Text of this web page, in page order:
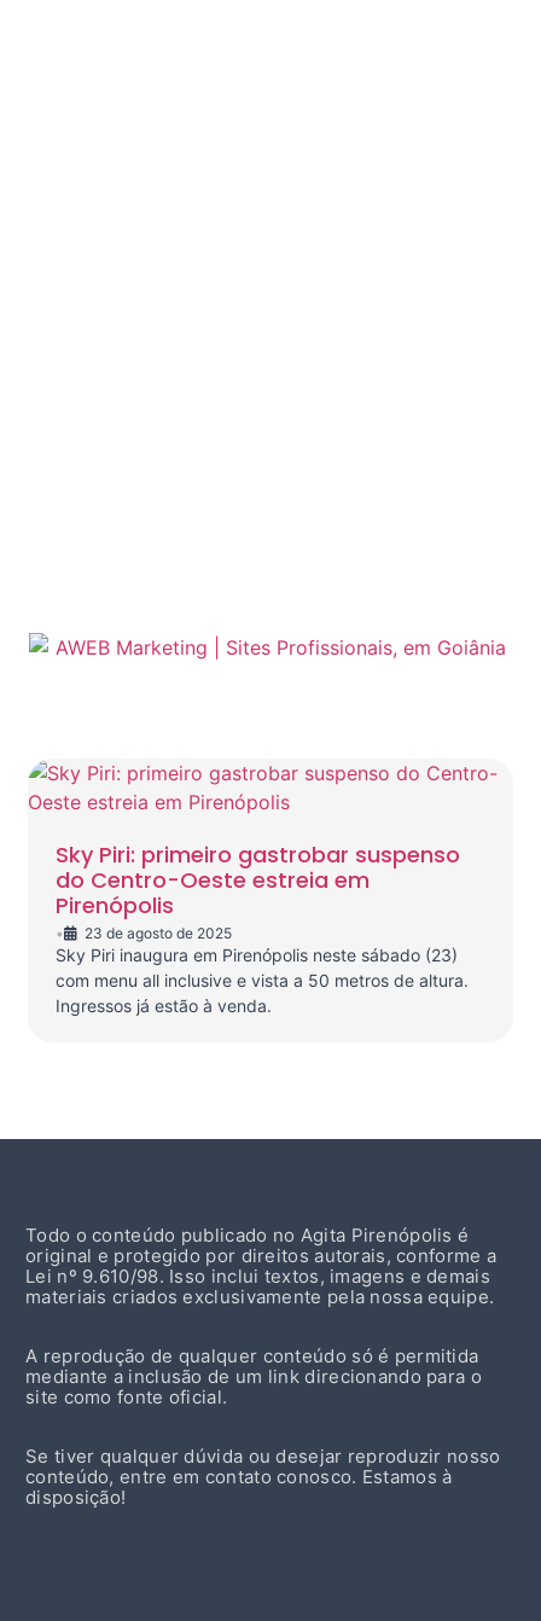
Sky Piri: primeiro gastrobar suspenso
do Centro-Oeste estreia em
Pirenópolis
• 23 de agosto de 2025
Sky Piri inaugura em Pirenópolis neste sábado (23)
com menu all inclusive e vista a 50 metros de altura.
Ingressos já estão à venda.
Todo o conteúdo publicado no Agita Pirenópolis é
original e protegido por direitos autorais, conforme a
Lei nº 9.610/98. Isso inclui textos, imagens e demais
materiais criados exclusivamente pela nossa equipe.
A reprodução de qualquer conteúdo só é permitida
mediante a inclusão de um link direcionando para o
site como fonte oficial.
Se tiver qualquer dúvida ou desejar reproduzir nosso
conteúdo, entre em contato conosco. Estamos à
disposição!